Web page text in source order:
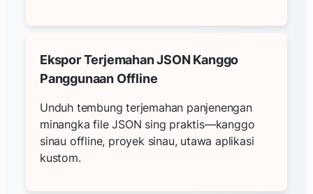
Ekspor Terjemahan JSON Kanggo
Panggunaan Offline
Unduh tembung terjemahan panjenengan
minangka file JSON sing praktis—kanggo
sinau offline, proyek sinau, utawa aplikasi
kustom.